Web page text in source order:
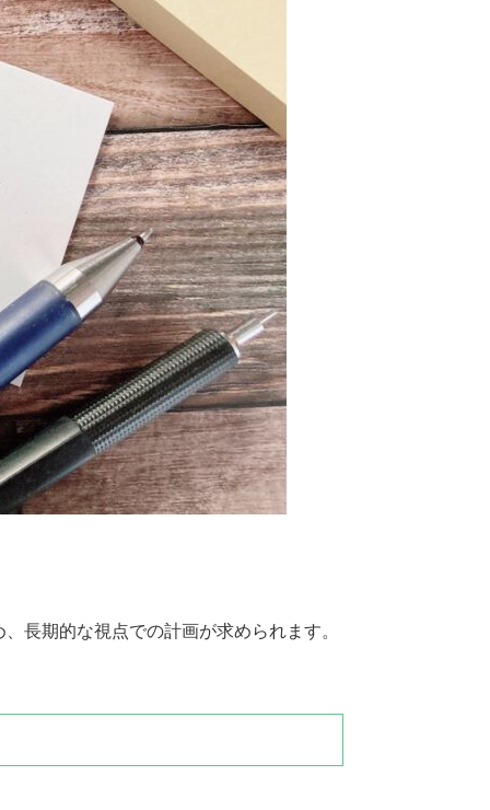
長期的な視点での計画が求められます。